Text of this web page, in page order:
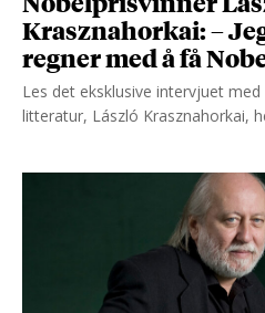
Krasznahorkai: –
regner med å få
Les det eksklusive intervjuet
litteratur, László Krasznahorkai,